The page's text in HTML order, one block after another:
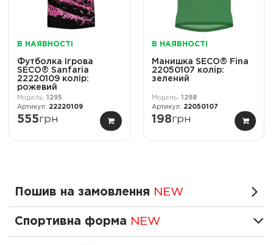
В НАЯВНОСТІ
Футболка ігрова
SECO® Sanfaria
22220109 колір:
рожевий
1295
22220109
555грн
В НАЯВНОСТІ
Манишка SECO® Fina
22050107 колiр:
зелений
1298
22050107
198грн
Пошив на замовлення NEW
Спортивна форма NEW